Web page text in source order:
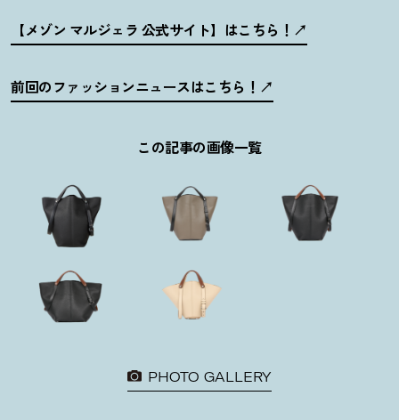
【メゾン マルジェラ 公式サイト】はこちら ！
前回のファッションニュースはこちら ！
この記事の画像一覧
PHOTO GALLERY